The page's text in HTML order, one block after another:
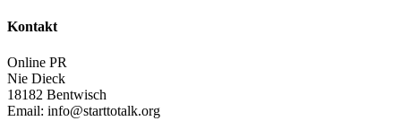
Kontakt
Online PR
Nie Dieck
18182 Bentwisch
Email: info@starttotalk.org